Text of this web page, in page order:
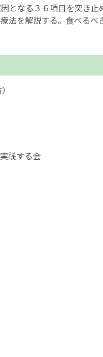
となる３６項目を突き止
法を解説する。食べるべ
践する会